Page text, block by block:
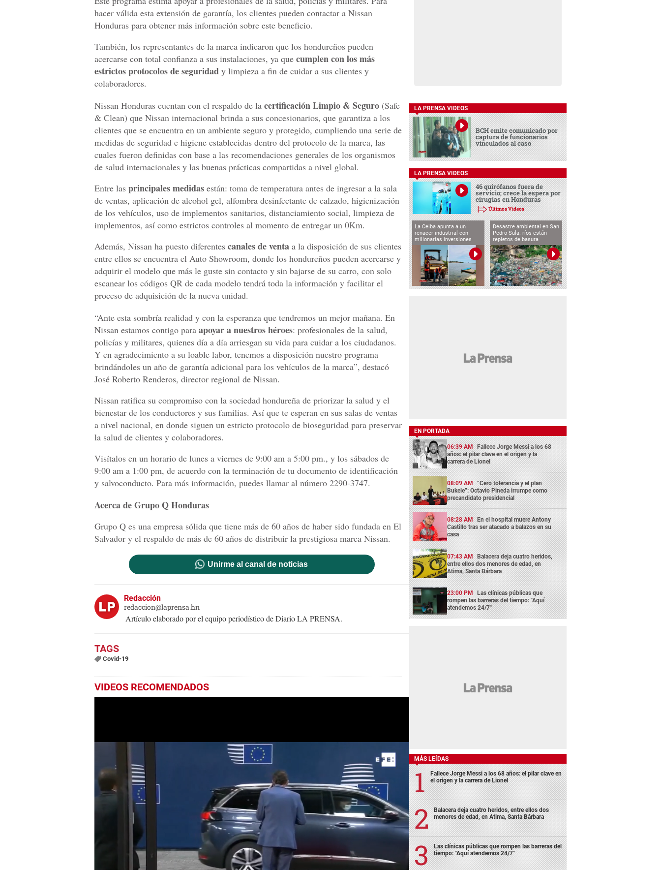
hacer válida esta extensión de garantía, los clientes pueden contactar a Nissan
Honduras para obtener más información sobre este beneficio.
También, los representantes de la marca indicaron que los hondureños pueden
acercarse con total confianza a sus instalaciones, ya que cumplen con los más
estrictos protocolos de seguridad y limpieza a fin de cuidar a sus clientes y
colaboradores.
Nissan Honduras cuentan con el respaldo de la certificación Limpio & Seguro (Safe
& Clean) que Nissan internacional brinda a sus concesionarios, que garantiza a los
clientes que se encuentra en un ambiente seguro y protegido, cumpliendo una serie de
medidas de seguridad e higiene establecidas dentro del protocolo de la marca, las
cuales fueron definidas con base a las recomendaciones generales de los organismos
de salud internacionales y las buenas prácticas compartidas a nivel global.
Entre las principales medidas están: toma de temperatura antes de ingresar a la sala
de ventas, aplicación de alcohol gel, alfombra desinfectante de calzado, higienización
de los vehículos, uso de implementos sanitarios, distanciamiento social, limpieza de
implementos, así como estrictos controles al momento de entregar un 0Km.
Además, Nissan ha puesto diferentes canales de venta a la disposición de sus clientes
entre ellos se encuentra el Auto Showroom, donde los hondureños pueden acercarse y
adquirir el modelo que más le guste sin contacto y sin bajarse de su carro, con solo
escanear los códigos QR de cada modelo tendrá toda la información y facilitar el
proceso de adquisición de la nueva unidad.
“Ante esta sombría realidad y con la esperanza que tendremos un mejor mañana. En
Nissan estamos contigo para apoyar a nuestros héroes: profesionales de la salud,
policías y militares, quienes día a día arriesgan su vida para cuidar a los ciudadanos.
Y en agradecimiento a su loable labor, tenemos a disposición nuestro programa
brindándoles un año de garantía adicional para los vehículos de la marca”, destacó
José Roberto Renderos, director regional de Nissan.
Nissan ratifica su compromiso con la sociedad hondureña de priorizar la salud y el
bienestar de los conductores y sus familias. Así que te esperan en sus salas de ventas
a nivel nacional, en donde siguen un estricto protocolo de bioseguridad para preservar
la salud de clientes y colaboradores.
Visítalos en un horario de lunes a viernes de 9:00 am a 5:00 pm., y los sábados de
9:00 am a 1:00 pm, de acuerdo con la terminación de tu documento de identificación
y salvoconducto. Para más información, puedes llamar al número 2290-3747.
Acerca de Grupo Q Honduras
Grupo Q es una empresa sólida que tiene más de 60 años de haber sido fundada en El
Salvador y el respaldo de más de 60 años de distribuir la prestigiosa marca Nissan.
Unirme al canal de noticias
Redacción
redaccion@laprensa.hn
Artículo elaborado por el equipo periodístico de Diario LA PRENSA.
Covid-19
VIDEOS RECOMENDADOS
LA PRENSA VIDEOS
BCH emite comunicado por
captura de funcionarios
vinculados al caso
LA PRENSA VIDEOS
46 quirófanos fuera de
servicio; crece la espera por
cirugías en Honduras
Últimos Videos
La Ceiba apunta a un
renacer industrial con
millonarias inversiones
Desastre ambiental en San
Pedro Sula: ríos están
repletos de basura
EN PORTADA
06:39 AM Fallece Jorge Messi a los 68
años: el pilar clave en el origen y la
carrera de Lionel
08:09 AM “Cero tolerancia y el plan
Bukele”: Octavio Pineda irrumpe como
precandidato presidencial
08:28 AM En el hospital muere Antony
Castillo tras ser atacado a balazos en su
casa
07:43 AM Balacera deja cuatro heridos,
entre ellos dos menores de edad, en
Atima, Santa Bárbara
23:00 PM Las clínicas públicas que
rompen las barreras del tiempo: "Aquí
atendemos 24/7"
MÁS LEÍDAS
Fallece Jorge Messi a los 68 años: el pilar clave en
el origen y la carrera de Lionel
Balacera deja cuatro heridos, entre ellos dos
menores de edad, en Atima, Santa Bárbara
Las clínicas públicas que rompen las barreras del
tiempo: "Aquí atendemos 24/7"